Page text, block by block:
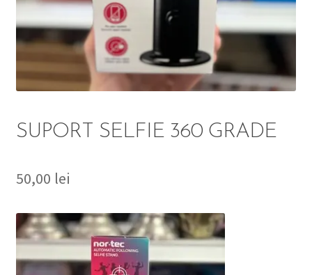
DETERGENT
SOLUȚII CURĂȚENIE
ÎNGRIJIRE
PERSONALĂ
TROLERE
ARTICOLE VOIAJ
SUPORT SELFIE 360 GRADE
50,00 lei